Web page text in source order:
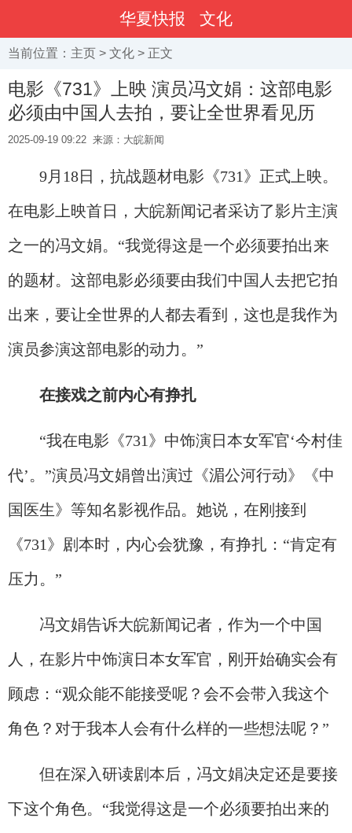
华夏快报 文化
当前位置： 主页 > 文化 > 正文
电影《731》上映 演员冯文娟：这部电影
必须由中国人去拍，要让全世界看见历
2025-09-19 09:22 来源：大皖新闻
9月18日，抗战题材电影《731》正式上映。
在电影上映首日，大皖新闻记者采访了影片主演
之一的冯文娟。“我觉得这是一个必须要拍出来
的题材。这部电影必须要由我们中国人去把它拍
出来，要让全世界的人都去看到，这也是我作为
演员参演这部电影的动力。”
在接戏之前内心有挣扎
“我在电影《731》中饰演日本女军官‘今村佳
代’。”演员冯文娟曾出演过《湄公河行动》《中
国医生》等知名影视作品。她说，在刚接到
《731》剧本时，内心会犹豫，有挣扎：“肯定有
压力。”
冯文娟告诉大皖新闻记者，作为一个中国
人，在影片中饰演日本女军官，刚开始确实会有
顾虑：“观众能不能接受呢？会不会带入我这个
角色？对于我本人会有什么样的一些想法呢？”
但在深入研读剧本后，冯文娟决定还是要接
下这个角色。“我觉得这是一个必须要拍出来的